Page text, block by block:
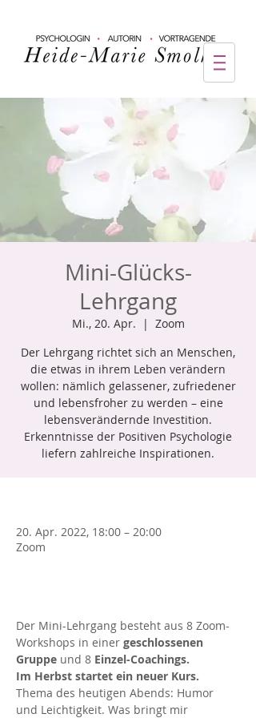
Mini-Glücks-
Lehrgang
Mi., 20. Apr.
  |
Zoom
Der Lehrgang richtet sich an Menschen,
die etwas in ihrem Leben verändern
wollen: nämlich gelassener, zufriedener
und lebensfroher zu werden – eine
lebensverändernde Investition.
Erkenntnisse der Positiven Psychologie
liefern zahlreiche Inspirationen.
20. Apr. 2022, 18:00 – 20:00
Zoom
Der Mini-Lehrgang besteht aus 8 Zoom-
Workshops in einer geschlossenen
Gruppe und 8 Einzel-Coachings.
Im Herbst startet ein neuer Kurs.
Thema des heutigen Abends: Humor
und Leichtigkeit. Was bringt mir